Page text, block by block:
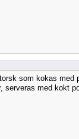
som kokas med
serveras med kokt